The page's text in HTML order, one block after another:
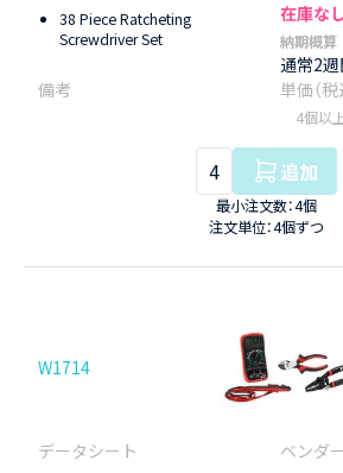
38 Piece Ratcheting
Screwdriver Set
在庫な
納期概算
通常2
4個以
追加
最小注文数：4個
注文単位：4個ずつ
W1714